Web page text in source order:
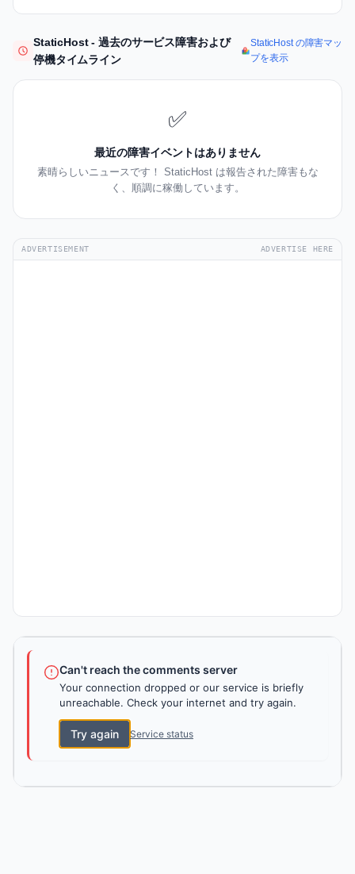
StaticHost - 過去のサービス障害および
停機タイムライン
StaticHost の障害マッ
プを表示
✅
最近の障害イベントはありません
素晴らしいニュースです！ StaticHost は報告された障害もな
く、順調に稼働しています。
ADVERTISEMENT ADVERTISE HERE
Can't reach the comments server
Your connection dropped or our service is briefly
unreachable. Check your internet and try again.
Try again Service status